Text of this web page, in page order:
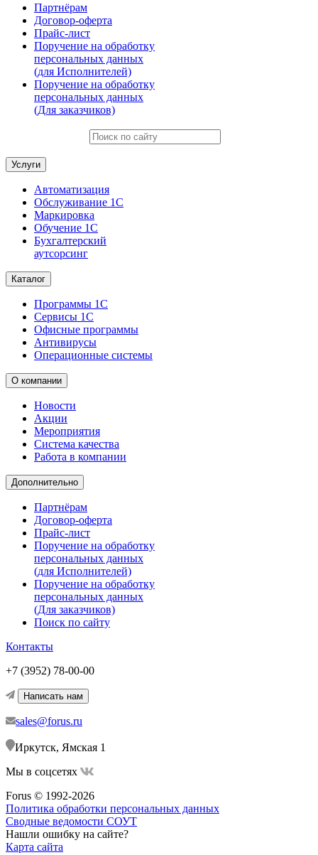
Партнёрам
Договор-оферта
Прайс-лист
Поручение на обработку
персональных данных
(для Исполнителей)
Поручение на обработку
персональных данных
(Для заказчиков)
Услуги
Автоматизация
Обслуживание 1С
Маркировка
Обучение 1С
Бухгалтерский
аутсорсинг
Каталог
Программы 1С
Сервисы 1С
Офисные программы
Антивирусы
Операционные системы
О компании
Новости
Акции
Мероприятия
Система качества
Работа в компании
Дополнительно
Партнёрам
Договор-оферта
Прайс-лист
Поручение на обработку
персональных данных
(для Исполнителей)
Поручение на обработку
персональных данных
(Для заказчиков)
Поиск по сайту
Контакты
+7 (3952) 78-00-00
Написать нам
sales@forus.ru
Иркутск, Ямская 1
Мы в соцсетях
Forus © 1992-2026
Политика обработки персональных данных
Сводные ведомости СОУТ
Нашли ошибку на сайте?
Карта сайта